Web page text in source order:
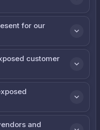
for our
customer
and